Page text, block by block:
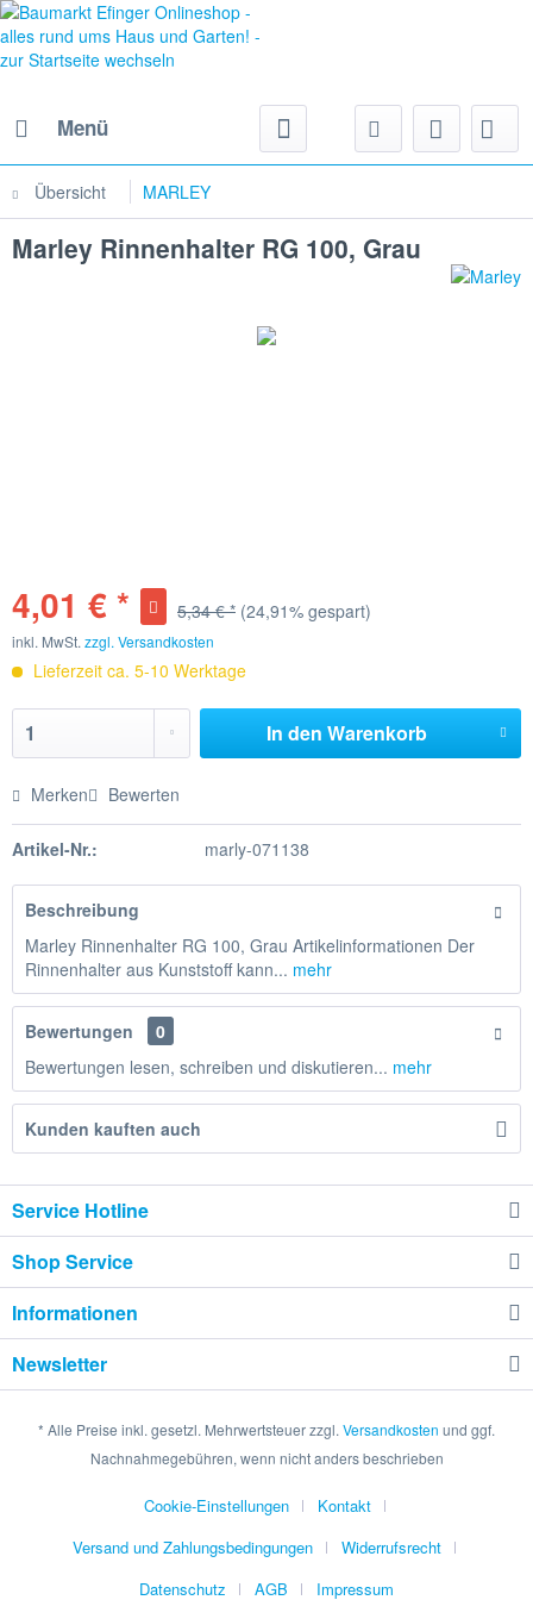
Menü
Übersicht MARLEY
Marley Rinnenhalter RG 100, Grau
4,01 € * 5,34 € * (24,91% gespart)
inkl. MwSt. zzgl. Versandkosten
Lieferzeit ca. 5-10 Werktage
In den Warenkorb
Merken Bewerten
Artikel-Nr.: marly-071138
Beschreibung
Marley Rinnenhalter RG 100, Grau Artikelinformationen Der
Rinnenhalter aus Kunststoff kann... mehr
Bewertungen
0
Bewertungen lesen, schreiben und diskutieren... mehr
Kunden kauften auch
Service Hotline
Shop Service
Informationen
Newsletter
* Alle Preise inkl. gesetzl. Mehrwertsteuer zzgl. Versandkosten und ggf.
Nachnahmegebühren, wenn nicht anders beschrieben
Cookie-Einstellungen
Kontakt
Versand und Zahlungsbedingungen
Widerrufsrecht
Datenschutz
AGB Impressum